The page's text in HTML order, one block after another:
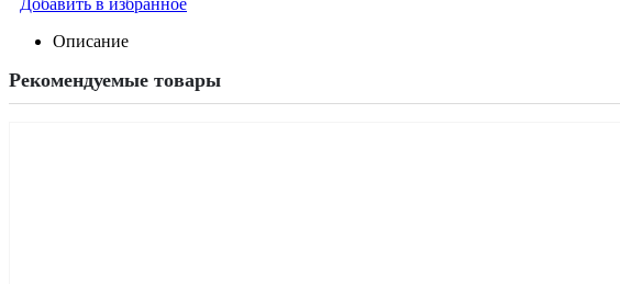
Добавить в избранное
Описание
Рекомендуемые товары